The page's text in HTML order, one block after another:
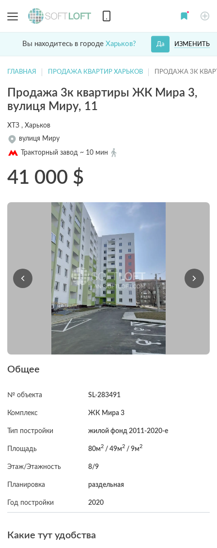
Вы находитесь в городе Харьков? ИЗМЕНИТЬ
Да
ГЛАВНАЯ ПРОДАЖА КВАРТИР ХАРЬКОВ ПРОДАЖА 3К
Продажа 3к квартиры ЖК Мира 3,
вулиця Миру, 11
ХТЗ , Харьков
вулиця Миру
Тракторный завод ~ 10 мин
41 000 $
Общее
№ объекта SL-283491
Комплекс ЖК Мира 3
Тип постройки жилой фонд 2011-2020-е
Площадь 80м2 / 49м2 / 9м2
Этаж/Этажность 8/9
Планировка раздельная
Год постройки 2020
Какие тут удобства